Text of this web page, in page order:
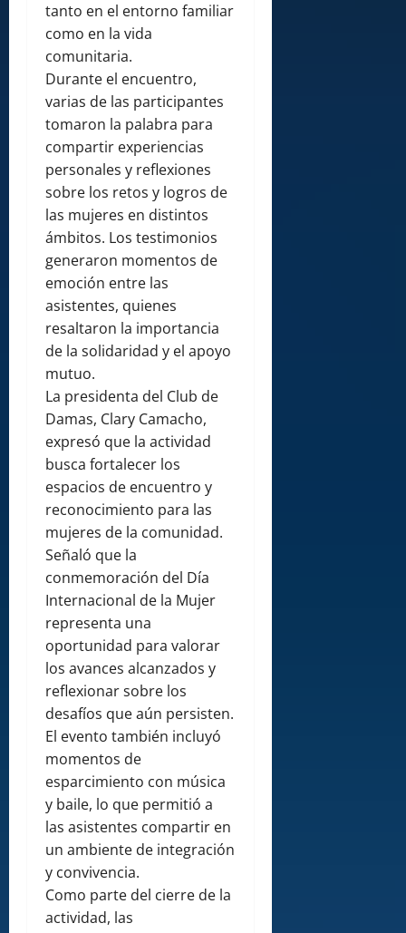
tanto en el entorno familiar
como en la vida
comunitaria.
Durante el encuentro,
varias de las participantes
tomaron la palabra para
compartir experiencias
personales y reflexiones
sobre los retos y logros de
las mujeres en distintos
ámbitos. Los testimonios
generaron momentos de
emoción entre las
asistentes, quienes
resaltaron la importancia
de la solidaridad y el apoyo
mutuo.
La presidenta del Club de
Damas, Clary Camacho,
expresó que la actividad
busca fortalecer los
espacios de encuentro y
reconocimiento para las
mujeres de la comunidad.
Señaló que la
conmemoración del Día
Internacional de la Mujer
representa una
oportunidad para valorar
los avances alcanzados y
reflexionar sobre los
desafíos que aún persisten.
El evento también incluyó
momentos de
esparcimiento con música
y baile, lo que permitió a
las asistentes compartir en
un ambiente de integración
y convivencia.
Como parte del cierre de la
actividad, las